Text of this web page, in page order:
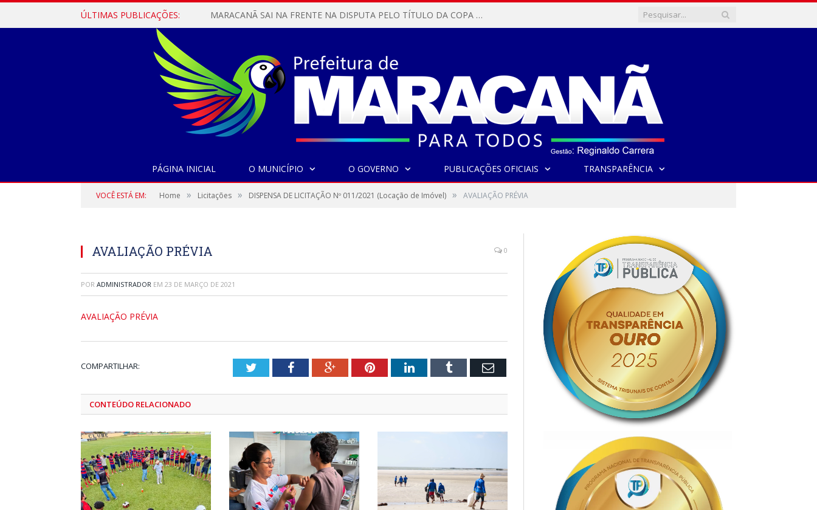
ÚLTIMAS PUBLICAÇÕES: MARACANÃ SAI NA FRENTE NA DISPUTA PELO TÍTULO DA COPA PARÁ SUB-17!
PÁGINA INICIAL O MUNICÍPIO O GOVERNO PUBLICAÇÕES OFICIAIS TRANSPARÊNCIA
VOCÊ ESTÁ EM: Home » Licitações » DISPENSA DE LICITAÇÃO Nº 011/2021 (Locação de Imóvel) » AVALIAÇÃO PRÉVIA
AVALIAÇÃO PRÉVIA 0
POR ADMINISTRADOR EM 23 DE MARÇO DE 2021
AVALIAÇÃO PRÉVIA
COMPARTILHAR: TwitterFacebookGoogle+PinterestLinkedInTumblr Email
CONTEÚDO RELACIONADO